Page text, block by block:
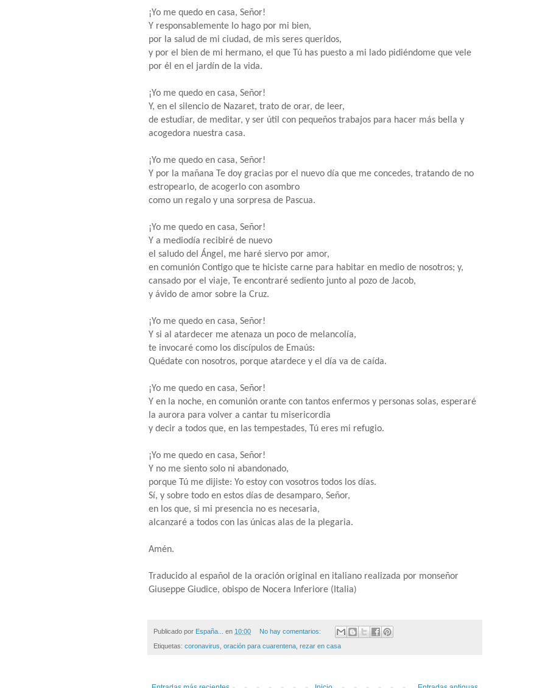
¡Yo me quedo en casa, Señor!
Y responsablemente lo hago por mi bien,
por la salud de mi ciudad, de mis seres queridos,
y por el bien de mi hermano, el que Tú has puesto a mi lado pidiéndome que vele
por él en el jardín de la vida.
¡Yo me quedo en casa, Señor!
Y, en el silencio de Nazaret, trato de orar, de leer,
de estudiar, de meditar, y ser útil con pequeños trabajos para hacer más bella y
acogedora nuestra casa.
¡Yo me quedo en casa, Señor!
Y por la mañana Te doy gracias por el nuevo día que me concedes, tratando de no
estropearlo, de acogerlo con asombro
como un regalo y una sorpresa de Pascua.
¡Yo me quedo en casa, Señor!
Y a mediodía recibiré de nuevo
el saludo del Ángel, me haré siervo por amor,
en comunión Contigo que te hiciste carne para habitar en medio de nosotros; y,
cansado por el viaje, Te encontraré sediento junto al pozo de Jacob,
y ávido de amor sobre la Cruz.
¡Yo me quedo en casa, Señor!
Y si al atardecer me atenaza un poco de melancolía,
te invocaré como los discípulos de Emaús:
Quédate con nosotros, porque atardece y el día va de caída.
¡Yo me quedo en casa, Señor!
Y en la noche, en comunión orante con tantos enfermos y personas solas, esperaré
la aurora para volver a cantar tu misericordia
y decir a todos que, en las tempestades, Tú eres mi refugio.
¡Yo me quedo en casa, Señor!
Y no me siento solo ni abandonado,
porque Tú me dijiste: Yo estoy con vosotros todos los días.
Sí, y sobre todo en estos días de desamparo, Señor,
en los que, si mi presencia no es necesaria,
alcanzaré a todos con las únicas alas de la plegaria.
Amén.
Traducido al español de la oración original en italiano realizada por monseñor
Giuseppe Giudice, obispo de Nocera Inferiore (Italia)
Publicado por España... en 10:00 No hay comentarios:
Etiquetas: coronavirus oración para cuarentena rezar en casa